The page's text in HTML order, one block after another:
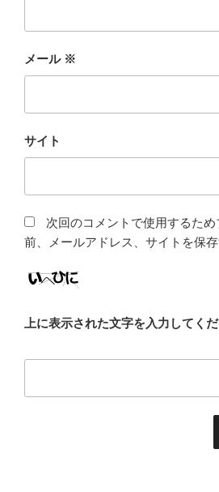
メール ※
サイト
次回のコメントで使用するた
前、メールアドレス、サイトを保存
上に表示された文字を入力してくだ